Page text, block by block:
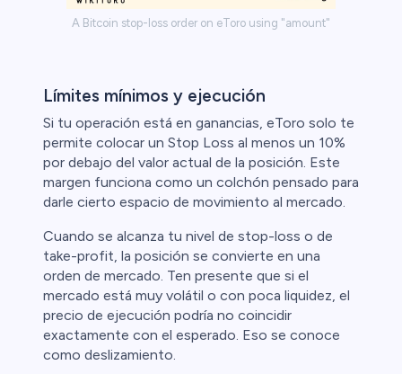
A Bitcoin stop-loss order on eToro using "amount"
Límites mínimos y ejecución
Si tu operación está en ganancias, eToro solo te
permite colocar un Stop Loss al menos un 10%
por debajo del valor actual de la posición. Este
margen funciona como un colchón pensado para
darle cierto espacio de movimiento al mercado.
Cuando se alcanza tu nivel de stop-loss o de
take-profit, la posición se convierte en una
orden de mercado. Ten presente que si el
mercado está muy volátil o con poca liquidez, el
precio de ejecución podría no coincidir
exactamente con el esperado. Eso se conoce
como deslizamiento.